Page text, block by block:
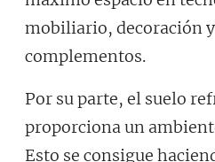
mobiliario, decoración
complementos.
Por su parte, el suelo
proporciona un
Esto se consigue